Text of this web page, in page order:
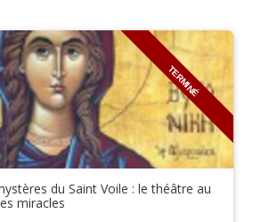
TERMINÉ
du Saint Voile : le théâtre au
miracles